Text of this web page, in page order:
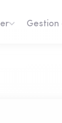
Gestion